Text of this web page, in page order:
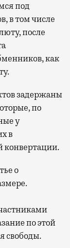
под
в том числе
после
как
задержаны
по
у
в
о
по этой
свободы.